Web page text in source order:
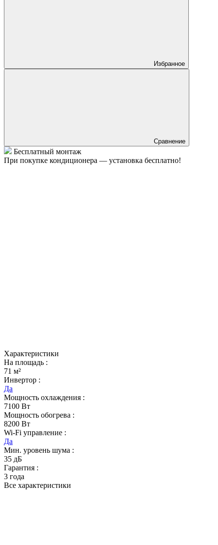
Избранное
Сравнение
Бесплатный монтаж
При покупке кондиционера — установка бесплатно!
Характеристики
На площадь :
71 м²
Инвертор :
Да
Мощность охлаждения :
7100 Вт
Мощность обогрева :
8200 Вт
Wi-Fi управление :
Да
Мин. уровень шума :
35 дБ
Гарантия :
3 года
Все характеристики